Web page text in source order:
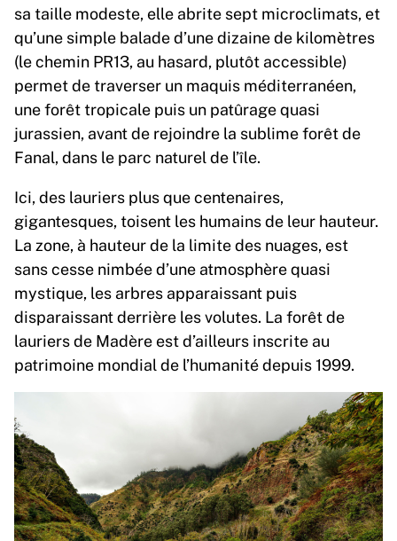
sa taille modeste, elle abrite sept microclimats, et
qu’une simple balade d’une dizaine de kilomètres
(le chemin PR13, au hasard, plutôt accessible)
permet de traverser un maquis méditerranéen,
une forêt tropicale puis un patûrage quasi
jurassien, avant de rejoindre la sublime forêt de
Fanal, dans le parc naturel de l’île.
Ici, des lauriers plus que centenaires,
gigantesques, toisent les humains de leur hauteur.
La zone, à hauteur de la limite des nuages, est
sans cesse nimbée d’une atmosphère quasi
mystique, les arbres apparaissant puis
disparaissant derrière les volutes. La forêt de
lauriers de Madère est d’ailleurs inscrite au
patrimoine mondial de l’humanité depuis 1999.